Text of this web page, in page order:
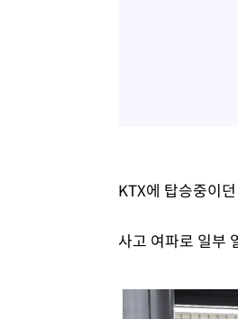
KTX에 탑승중이
사고 여파로 일부